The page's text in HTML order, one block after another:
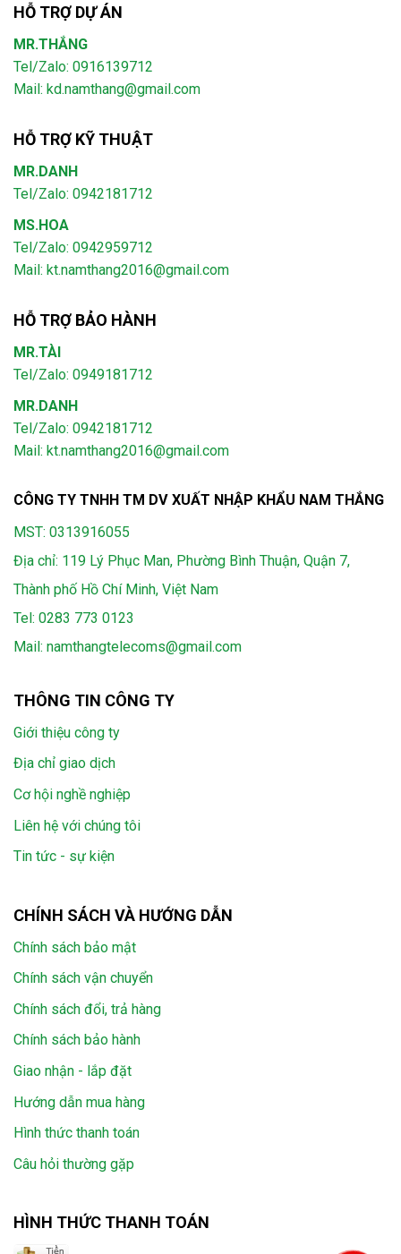
HỖ TRỢ DỰ ÁN
MR.THẮNG
Tel/Zalo: 0916139712
Mail: kd.namthang@gmail.com
HỖ TRỢ KỸ THUẬT
MR.DANH
Tel/Zalo: 0942181712
MS.HOA
Tel/Zalo: 0942959712
Mail: kt.namthang2016@gmail.com
HỖ TRỢ BẢO HÀNH
MR.TÀI
Tel/Zalo: 0949181712
MR.DANH
Tel/Zalo: 0942181712
Mail: kt.namthang2016@gmail.com
CÔNG TY TNHH TM DV XUẤT NHẬP KHẨU NAM THẮNG
MST: 0313916055
Địa chỉ: 119 Lý Phục Man, Phường Bình Thuận, Quận 7,
Thành phố Hồ Chí Minh, Việt Nam
Tel: 0283 773 0123
Mail: namthangtelecoms@gmail.com
THÔNG TIN CÔNG TY
Giới thiệu công ty
Địa chỉ giao dịch
Cơ hội nghề nghiệp
Liên hệ với chúng tôi
Tin tức - sự kiện
CHÍNH SÁCH VÀ HƯỚNG DẪN
Chính sách bảo mật
Chính sách vận chuyển
Chính sách đổi, trả hàng
Chính sách bảo hành
Giao nhận - lắp đặt
Hướng dẫn mua hàng
Hình thức thanh toán
Câu hỏi thường gặp
HÌNH THỨC THANH TOÁN